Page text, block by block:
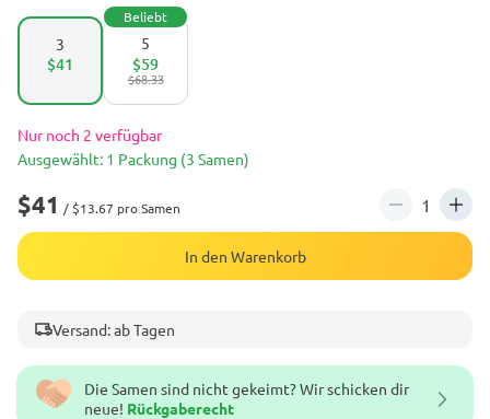
Die Samen sind nicht gekeimt? Wir schicken dir
neue! Rückgaberecht
3
$41
5
Beliebt
$68.33
$59
Nur noch 2 verfügbar
Ausgewählt: 1 Packung (3 Samen)
$41 / $13.67 pro Samen
In den Warenkorb
Versand: ab Tagen